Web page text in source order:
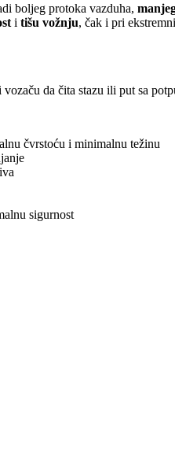
boljeg protoka vazduha,
i tišu vožnju, čak i pri
vozaču da čita stazu ili put sa
čvrstoću i minimalnu težinu
sigurnost